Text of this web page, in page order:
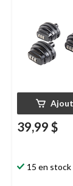
39,99 $
15 en stock